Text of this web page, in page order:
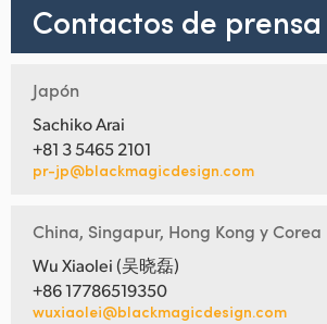
Contactos de prensa
Japón
Sachiko Arai
+81 3 5465 2101
pr-jp@blackmagicdesign.com
China, Singapur, Hong Kong y Corea
Wu Xiaolei (吴晓磊)
+86 17786519350
wuxiaolei@blackmagicdesign.com